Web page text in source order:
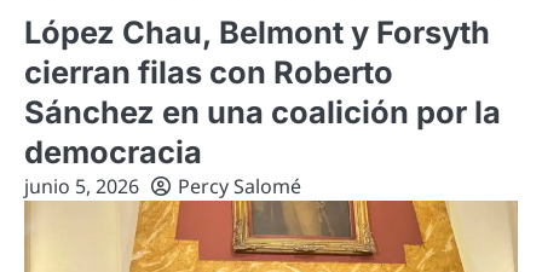
López Chau, Belmont y Forsyth
cierran filas con Roberto
Sánchez en una coalición por la
democracia
junio 5, 2026 Percy Salomé